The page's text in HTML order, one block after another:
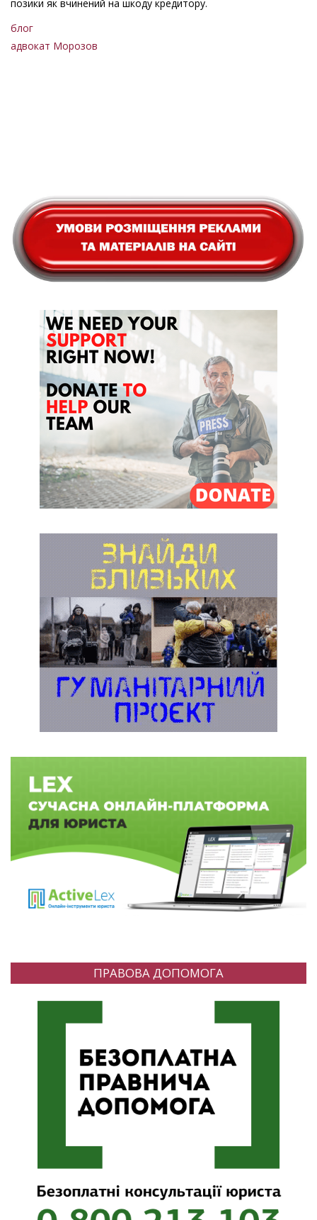
позики як вчинений на шкоду кредитору.
блог
адвокат Морозов
ПРАВОВА ДОПОМОГА